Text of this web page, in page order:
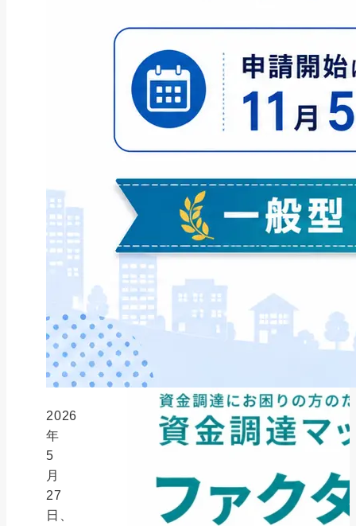
2026
年
5
月
27
日、
ファクタリング
ペイトナーファクタリングの活用
法｜中小企業・個...
2026年8月5日